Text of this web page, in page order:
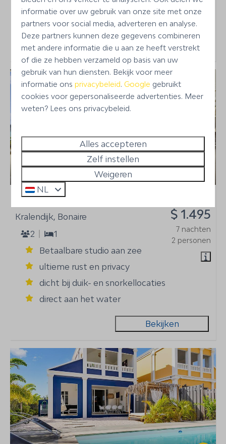
Ideaal voor gezinnen
Dicht bij snorkel- en duikplekken
Bekijken
9
$ 1.495
7 nachten
2 personen
Cas Thomas
Kralendijk, Bonaire
2
1
Betaalbare studio aan zee
ultieme rust en privacy
dicht bij duik- en snorkellocaties
direct aan het water
Bekijken
informatie over uw gebruik van onze site met onze
partners voor social media, adverteren en analyse.
Deze partners kunnen deze gegevens combineren
met andere informatie die u aan ze heeft verstrekt
of die ze hebben verzameld op basis van uw
gebruik van hun diensten. Bekijk voor meer
informatie onsprivacybeleid.Google gebruikt
cookies voor gepersonaliseerde advertenties. Meer
weten? Lees ons privacybeleid.
Alles accepteren
Zelf instellen
Weigeren
NL